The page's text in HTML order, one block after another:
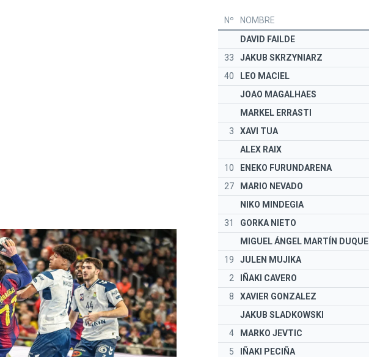
Nº NOMBRE
DAVID FAILDE
33
JAKUB SKRZYNIARZ
40
LEO MACIEL
JOAO MAGALHAES
MARKEL ERRASTI
3
XAVI TUA
ALEX RAIX
10
ENEKO FURUNDARENA
27
MARIO NEVADO
NIKO MINDEGIA
31
GORKA NIETO
MIGUEL ÁNGEL MARTÍN DUQUE
19
JULEN MUJIKA
2
IÑAKI CAVERO
8
XAVIER GONZALEZ
JAKUB SLADKOWSKI
4
MARKO JEVTIC
5
IÑAKI PECIÑA